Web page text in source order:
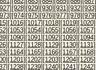
[928] [929] [930] [931] [932] [933]
[974] [975] [976] [977] [978] [979]
[1016] [1017] [1018] [1019] [1020]
[1053] [1054] [1055] [1056] [1057]
[1090] [1091] [1092] [1093] [1094]
[1127] [1128] [1129] [1130] [1131]
[1164] [1165] [1166] [1167] [1168]
[1201] [1202] [1203] [1204] [1205]
[1238] [1239] [1240] [1241] [1242]